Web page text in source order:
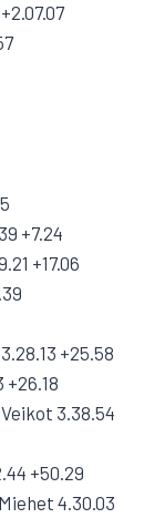
+7.24
+17.06
+25.58
3.38.54
+50.29
4.30.03